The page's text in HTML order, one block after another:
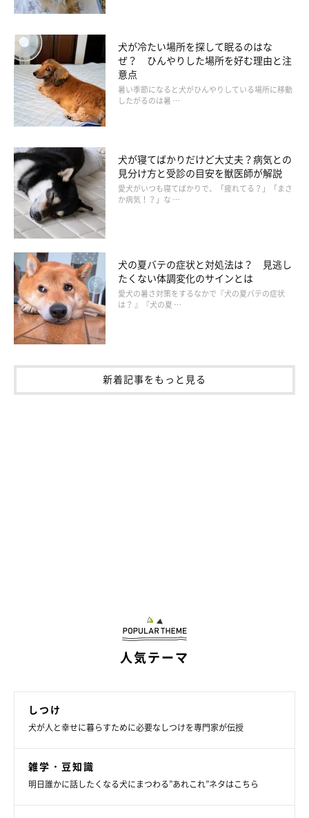
犬が冷たい場所を探して眠るのはな
ぜ？ ひんやりした場所を好む理由と注
意点
暑い季節になると犬がひんやりしている場所に移動
したがるのは暑 …
犬が寝てばかりだけど大丈夫？病気との
見分け方と受診の目安を獣医師が解説
愛犬がいつも寝てばかりで、「疲れてる？」「まさ
か病気！？」な …
犬の夏バテの症状と対処法は？ 見逃し
たくない体調変化のサインとは
愛犬の暑さ対策をするなかで『犬の夏バテの症状
は？ 』『犬の夏 …
新着記事をもっと見る
人気テーマ
しつけ
犬が人と幸せに暮らすために必要なしつけを専門家が伝授
雑学・豆知識
明日誰かに話したくなる犬にまつわる”あれこれ”ネタはこちら